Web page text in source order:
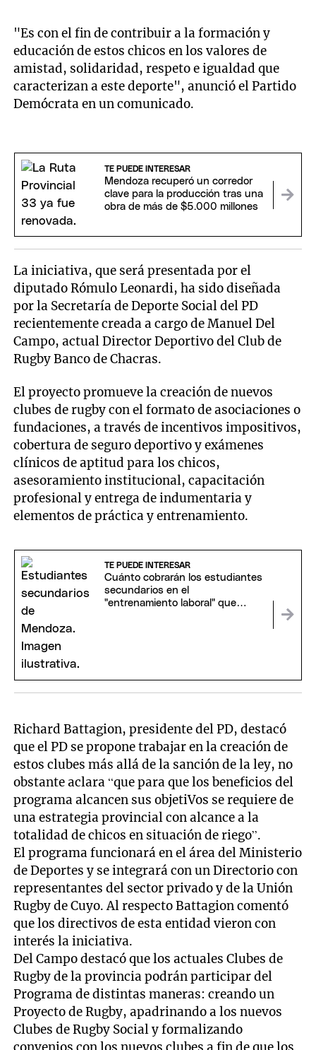
"Es con el fin de contribuir a la formación y
educación de estos chicos en los valores de
amistad, solidaridad, respeto e igualdad que
caracterizan a este deporte", anunció el Partido
Demócrata en un comunicado.
TE PUEDE INTERESAR
Mendoza recuperó un corredor
clave para la producción tras una
obra de más de $5.000 millones
La iniciativa, que será presentada por el
diputado Rómulo Leonardi, ha sido diseñada
por la Secretaría de Deporte Social del PD
recientemente creada a cargo de Manuel Del
Campo, actual Director Deportivo del Club de
Rugby Banco de Chacras.
El proyecto promueve la creación de nuevos
clubes de rugby con el formato de asociaciones o
fundaciones, a través de incentivos impositivos,
cobertura de seguro deportivo y exámenes
clínicos de aptitud para los chicos,
asesoramiento institucional, capacitación
profesional y entrega de indumentaria y
elementos de práctica y entrenamiento.
TE PUEDE INTERESAR
Cuánto cobrarán los estudiantes
secundarios en el
"entrenamiento laboral" que
Richard Battagion, presidente del PD, destacó
que el PD se propone trabajar en la creación de
estos clubes más allá de la sanción de la ley, no
obstante aclara “que para que los beneficios del
programa alcancen sus objetiVos se requiere de
una estrategia provincial con alcance a la
totalidad de chicos en situación de riego”.
El programa funcionará en el área del Ministerio
de Deportes y se integrará con un Directorio con
representantes del sector privado y de la Unión
Rugby de Cuyo. Al respecto Battagion comentó
que los directivos de esta entidad vieron con
interés la iniciativa.
Del Campo destacó que los actuales Clubes de
Rugby de la provincia podrán participar del
Programa de distintas maneras: creando un
Proyecto de Rugby, apadrinando a los nuevos
Clubes de Rugby Social y formalizando